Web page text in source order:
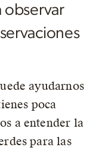
observar
ayudarnos
poca
a entender la
para las